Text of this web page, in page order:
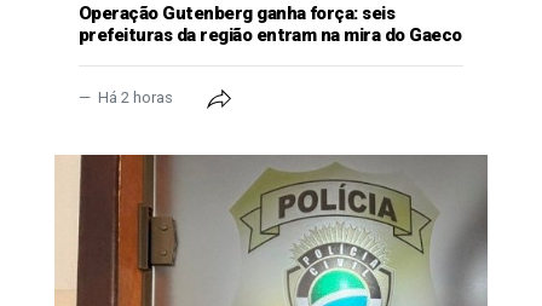
Operação Gutenberg ganha força: seis
prefeituras da região entram na mira do Gaeco
Há 2 horas